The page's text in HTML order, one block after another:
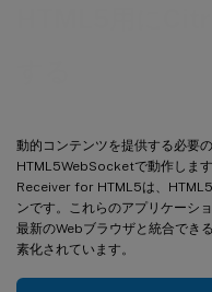
動的コンテンツを提供する必要
HTML5WebSocketで動作しま
Receiver for HTML5は、
ンです。これらのアプリケーシ
最新のWebブラウザと統合で
素化されています。